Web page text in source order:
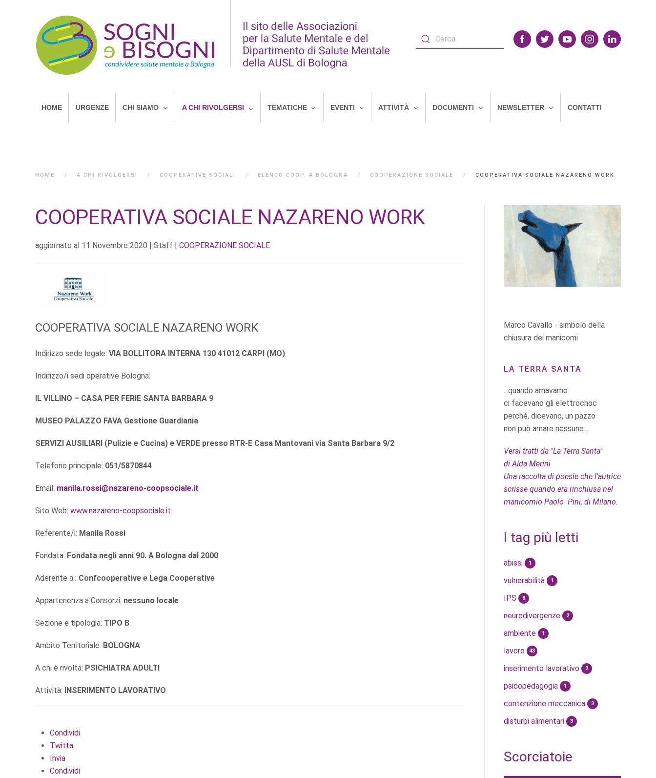
HOME URGENZE CHI SIAMO A CHI RIVOLGERSI TEMATICHE EVENTI ATTIVITÀ DOCUMENTI NEWSLETTER CONTATTI
HOME A CHI RIVOLGERSI COOPERATIVE SOCIALI ELENCO COOP. A BOLOGNA COOPERAZIONE SOCIALE COOPERATIVA SOCIALE NAZARENO WORK
COOPERATIVA SOCIALE NAZARENO WORK
aggiornato al 11 Novembre 2020 | Staff | COOPERAZIONE SOCIALE
COOPERATIVA SOCIALE NAZARENO WORK
Indirizzo sede legale: VIA BOLLITORA INTERNA 130 41012 CARPI (MO)
Indirizzo/i sedi operative Bologna:
IL VILLINO – CASA PER FERIE SANTA BARBARA 9
MUSEO PALAZZO FAVA Gestione Guardiania
SERVIZI AUSILIARI (Pulizie e Cucina) e VERDE presso RTR-E Casa Mantovani via Santa Barbara 9/2
Telefono principale: 051/5870844
Email: manila.rossi@nazareno-coopsociale.it
Sito Web: www.nazareno-coopsociale.it
Referente/i: Manila Rossi
Fondata: Fondata negli anni 90. A Bologna dal 2000
Aderente a : Confcooperative e Lega Cooperative
Appartenenza a Consorzi: nessuno locale
Sezione e tipologia: TIPO B
Ambito Territoriale: BOLOGNA
A chi è rivolta: PSICHIATRA ADULTI
Attività: INSERIMENTO LAVORATIVO
Condividi
Twitta
Invia
Condividi
Marco Cavallo - simbolo della
chiusura dei manicomi
LA TERRA SANTA
...quando amavamo
ci facevano gli elettrochoc
perché, dicevano, un pazzo
non può amare nessuno...
Versi tratti da "La Terra Santa"
di Alda Merini
Una raccolta di poesie che l'autrice
scrisse quando era rinchiusa nel
manicomio Paolo Pini, di Milano.
I tag più letti
abissi 1
vulnerabilità 1
IPS 8
neurodivergenze 2
ambiente 1
lavoro 43
inserimento lavorativo 2
psicopedagogia 1
contenzione meccanica 3
disturbi alimentari 3
Scorciatoie